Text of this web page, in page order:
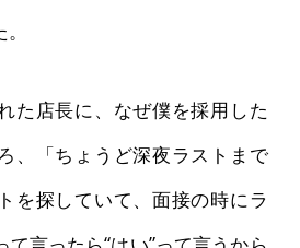
た店長に、なぜ僕を採用した
、「ちょうど深夜ラストまで
を探していて、面接の時にラ